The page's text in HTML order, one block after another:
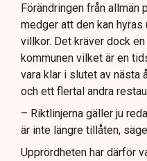
Förändringen från allmän
medger att den kan hyras
villkor. Det kräver dock
kommunen vilket är en
vara klar i slutet av nästa
och ett flertal andra
– Riktlinjerna gäller ju
är inte längre tillåten,
Upprördheten har därför